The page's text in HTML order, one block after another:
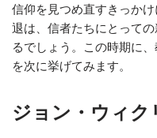
信仰を見つめ直すきっか
退は、信者たちにとって
るでしょう。この時期に
を次に挙げてみます。
ジョン・ウィク